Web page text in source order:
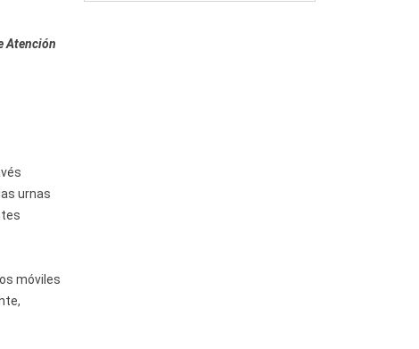
Atención
urnas
móviles